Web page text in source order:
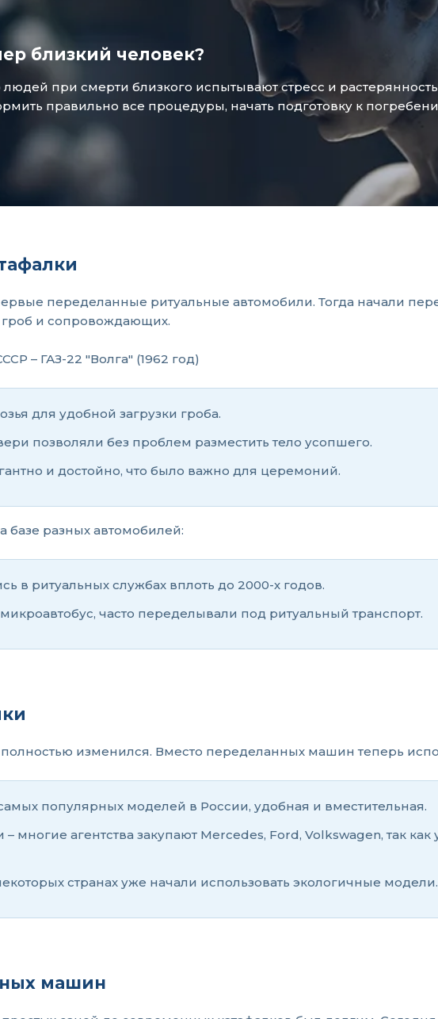
близкий человек?
при смерти близкого испытывают стресс и
правильно все процедуры, начать подготовку к
переделанные ритуальные автомобили. Тогда начали
и сопровождающих.
– ГАЗ-22 "Волга" (1962 год)
для удобной загрузки гроба.
позволяли без проблем разместить тело усопшего.
и достойно, что было важно для церемоний.
базе разных автомобилей:
в ритуальных службах вплоть до 2000-х годов.
часто переделывали под ритуальный транспорт.
изменился. Вместо переделанных машин теперь
популярных моделей в России, удобная и вместительная.
многие агентства закупают Mercedes, Ford, Volkswagen, так
странах уже начали использовать экологичные модели.
машин